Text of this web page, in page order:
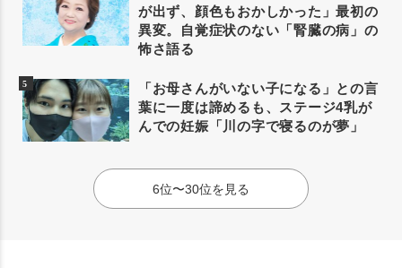
が出ず、顔色もおかしかった」最初の
異変。自覚症状のない「腎臓の病」の
怖さ語る
「お母さんがいない子になる」との言
葉に一度は諦めるも、ステージ4乳が
んでの妊娠「川の字で寝るのが夢」
6位〜30位を見る